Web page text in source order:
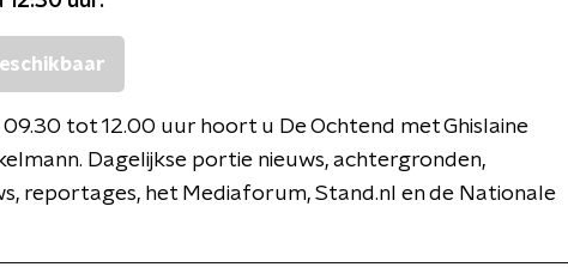
09.30 tot 12.00 uur hoort u De Ochtend met Ghislaine
Dagelijkse portie nieuws, achtergronden,
reportages, het Mediaforum, Stand.nl en de Nationale